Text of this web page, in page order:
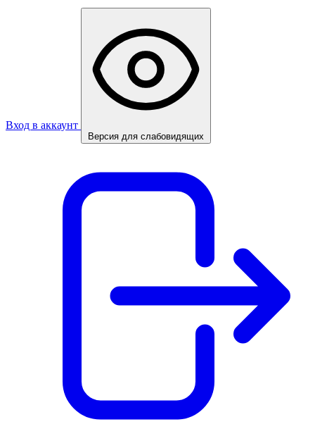
Вход в аккаунт
Версия для слабовидящих